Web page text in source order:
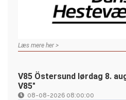
Læs mere her >
V85 Östersund lørdag 8.
V85"
08-08-2026 08:00:00